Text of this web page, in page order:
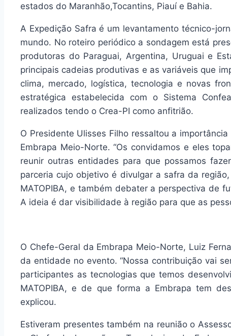
estados do Maranhão,Tocantins, Piauí e Bahia.
A Expedição Safra é um levantamento técnico-
mundo. No roteiro periódico a sondagem está
produtoras do Paraguai, Argentina, Uruguai e
principais cadeias produtivas e as variáveis que
clima, mercado, logística, tecnologia e novas
estratégica estabelecida com o Sistema
realizados tendo o Crea-PI como anfitrião.
O Presidente Ulisses Filho ressaltou a
Embrapa Meio-Norte. “Os convidamos e eles
reunir outras entidades para que possamos
parceria cujo objetivo é divulgar a safra da
MATOPIBA, e também debater a perspectiva de
A ideia é dar visibilidade à região para que as
O Chefe-Geral da Embrapa Meio-Norte, Luiz
da entidade no evento. “Nossa contribuição vai
participantes as tecnologias que temos
MATOPIBA, e de que forma a Embrapa tem
explicou.
Estiveram presentes também na reunião o